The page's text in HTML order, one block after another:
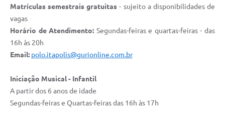
Matrículas semestrais gratuitas - sujeito a disponibilidades de
vagas
Horário de Atendimento: Segundas-feiras e quartas-feiras - das
16h às 20h
Email: polo.itapolis@gurionline.com.br
Iniciação Musical - Infantil
A partir dos 6 anos de idade
Segundas-feiras e Quartas-feiras das 16h às 17h